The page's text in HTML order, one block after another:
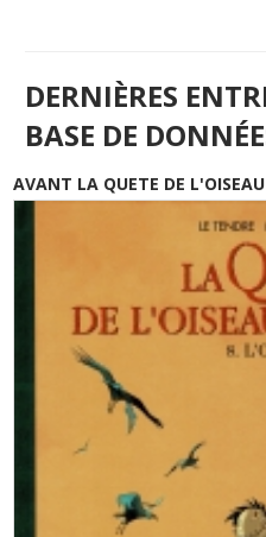
DERNIÈRES
BASE DE
AVANT LA QUETE DE